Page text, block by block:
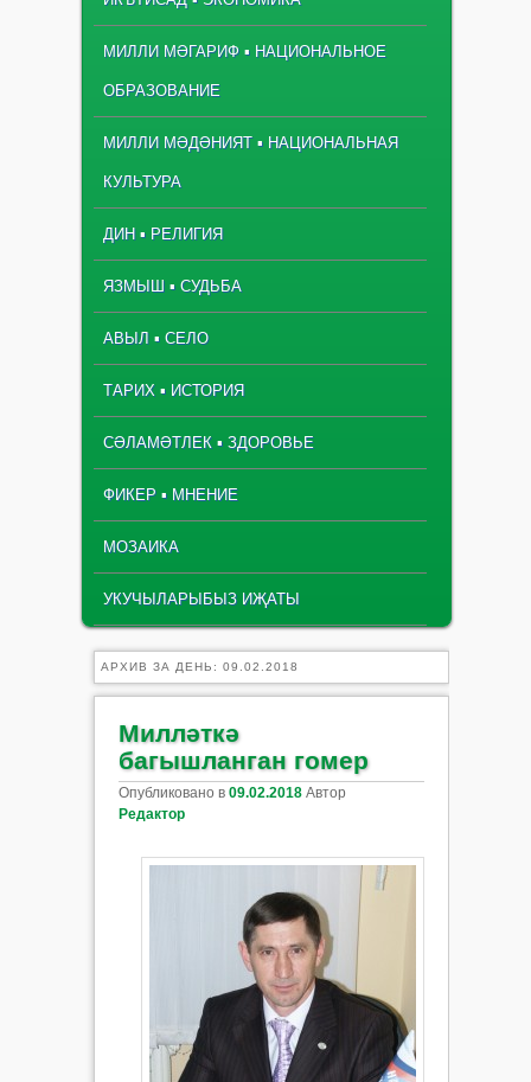
МИЛЛИ МӘГАРИФ ▪ НАЦИОНАЛЬНОЕ
ОБРАЗОВАНИЕ
МИЛЛИ МӘДӘНИЯТ ▪ НАЦИОНАЛЬНАЯ
КУЛЬТУРА
ДИН ▪ РЕЛИГИЯ
ЯЗМЫШ ▪ СУДЬБА
АВЫЛ ▪ СЕЛО
ТАРИХ ▪ ИСТОРИЯ
СӘЛАМӘТЛЕК ▪ ЗДОРОВЬЕ
ФИКЕР ▪ МНЕНИЕ
МОЗАИКА
УКУЧЫЛАРЫБЫЗ ИҖАТЫ
АРХИВ ЗА ДЕНЬ: 09.02.2018
Милләткә
багышланган гомер
Опубликовано в 09.02.2018 Автор
Редактор